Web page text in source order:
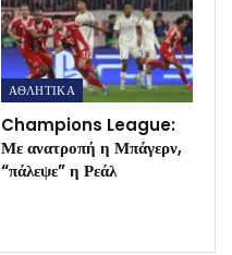
ΑΘΛΗΤΙΚΑ
Champions League:
Με ανατροπή η Μπάγερν,
“πάλεψε” η Ρεάλ